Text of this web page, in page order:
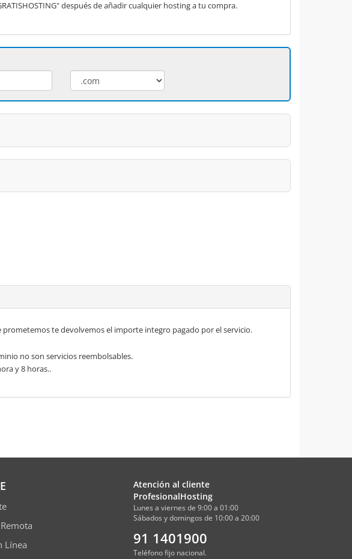
después de añadir cualquier hosting a tu compra.
te devolvemos el importe integro pagado por el servicio.
no son servicios reembolsables.
y 8 horas..
Línea
Atención al cliente
ProfesionalHosting
Lunes a viernes de 9:00 a 01:00
Sábados y domingos de 10:00 a 20:00
91 1401900
Teléfono fijo nacional.